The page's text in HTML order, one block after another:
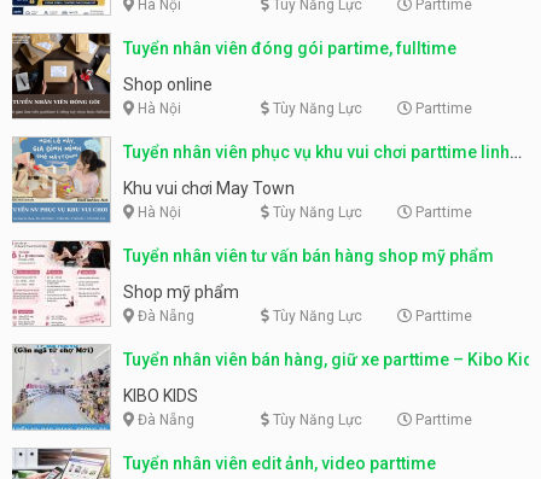
Hà Nội Tùy Năng Lực Parttime
Tuyển nhân viên đóng gói partime, fulltime
Shop online
Hà Nội Tùy Năng Lực Parttime
Tuyển nhân viên phục vụ khu vui chơi parttime linh
động
Khu vui chơi May Town
Hà Nội Tùy Năng Lực Parttime
Tuyển nhân viên tư vấn bán hàng shop mỹ phẩm
Shop mỹ phẩm
Đà Nẵng Tùy Năng Lực Parttime
Tuyển nhân viên bán hàng, giữ xe parttime – Kibo Kid
KIBO KIDS
Đà Nẵng Tùy Năng Lực Parttime
Tuyển nhân viên edit ảnh, video parttime